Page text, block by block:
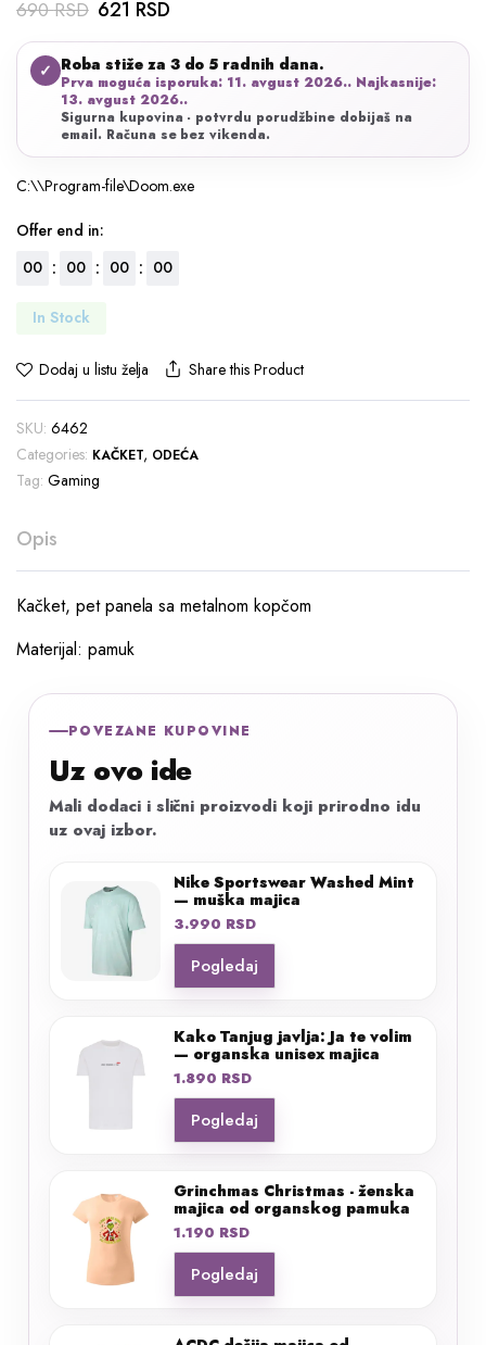
690RSD Originalna
cena
je
bila:
690 RSD.
621 RSDTrenutna
cena
je:
621 RSD.
✓ Roba stiže za 3 do 5 radnih dana.
Prva moguća isporuka: 11. avgust 2026.. Najkasnije:
13. avgust 2026..
Sigurna kupovina - potvrdu porudžbine dobijaš na
email. Računa se bez vikenda.
C:\\Program-file\Doom.exe
Offer end in:
00 : 00 : 00 : 00
In Stock
Dodaj u listu želja Share this Product
SKU: 6462
Categories: KAČKET, ODEĆA
Tag: Gaming
Opis
Kačket, pet panela sa metalnom kopčom
Materijal: pamuk
POVEZANE KUPOVINE
Uz ovo ide
Mali dodaci i slični proizvodi koji prirodno idu
uz ovaj izbor.
Nike Sportswear Washed Mint
— muška majica
3.990 RSD
Pogledaj
Kako Tanjug javlja: Ja te volim
— organska unisex majica
1.890 RSD
Pogledaj
Grinchmas Christmas - ženska
majica od organskog pamuka
1.190 RSD
Pogledaj